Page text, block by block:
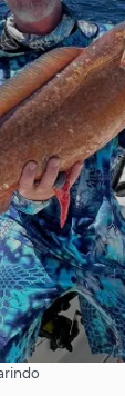
Afficher